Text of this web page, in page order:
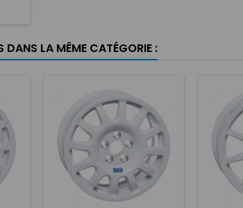
DANS LA MÊME CATÉGORIE :